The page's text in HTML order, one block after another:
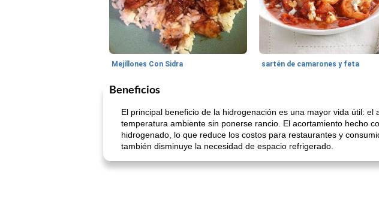
Mejillones Con Sidra sartén de camarones y feta
Beneficios
El principal beneficio de la hidrogenación es una mayor vida útil:
temperatura ambiente sin ponerse rancio. El acortamiento hecho
hidrogenado, lo que reduce los costos para restaurantes y
también disminuye la necesidad de espacio refrigerado.